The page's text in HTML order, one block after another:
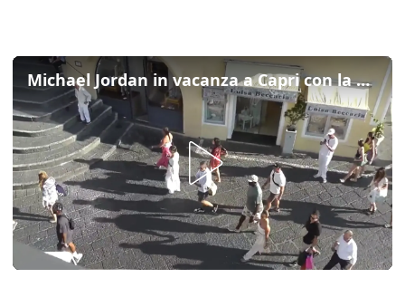
Michael Jordan in vacanza a Capri con la moglie Yvette